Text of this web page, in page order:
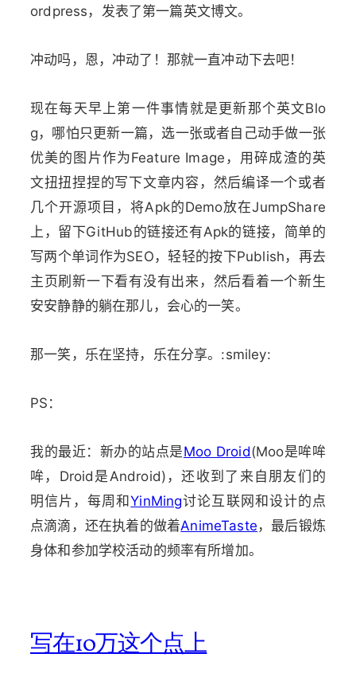
ordpress，发表了第一篇英文博文。
冲动吗，恩，冲动了！那就一直冲动下去吧！
现在每天早上第一件事情就是更新那个英文Blo
g，哪怕只更新一篇，选一张或者自己动手做一张
优美的图片作为Feature Image，用碎成渣的英
文扭扭捏捏的写下文章内容，然后编译一个或者
几个开源项目，将Apk的Demo放在JumpShare
上，留下GitHub的链接还有Apk的链接，简单的
写两个单词作为SEO，轻轻的按下Publish，再去
主页刷新一下看有没有出来，然后看着一个新生
安安静静的躺在那儿，会心的一笑。
那一笑，乐在坚持，乐在分享。:smiley:
PS：
我的最近：新办的站点是Moo Droid(Moo是哞哞
哞，Droid是Android)，还收到了来自朋友们的
明信片，每周和YinMing讨论互联网和设计的点
点滴滴，还在执着的做着AnimeTaste ，最后锻炼
身体和参加学校活动的频率有所增加。
写在10万这个点上